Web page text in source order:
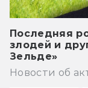
Последняя
злодей и
Зельде»
Новости об